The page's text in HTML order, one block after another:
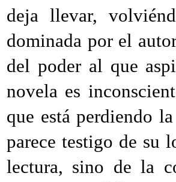
deja llevar,
dominada por el
del poder al que
novela es
que está perdiendo
parece testigo de su
lectura, sino de la